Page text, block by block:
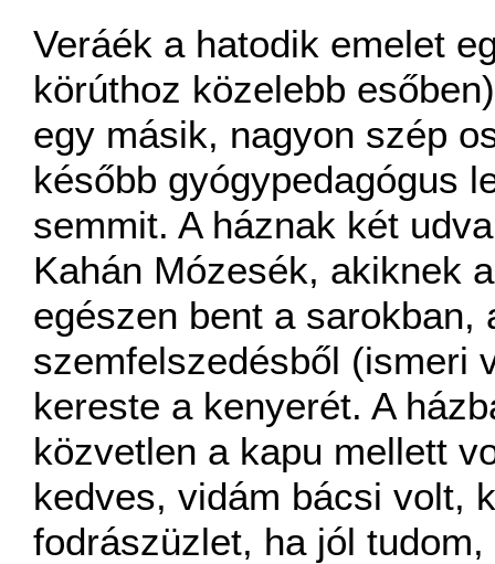
Veráék a hatodik emelet
körúthoz közelebb
egy másik, nagyon szép
később gyógypedagógus
semmit. A háznak két
Kahán Mózesék, akiknek
egészen bent a sarokban,
szemfelszedésből (ismeri
kereste a kenyerét. A
közvetlen a kapu mellett
kedves, vidám bácsi volt,
fodrászüzlet, ha jól